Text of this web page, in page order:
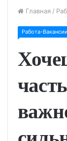
Главная /
Работа-Вакансии